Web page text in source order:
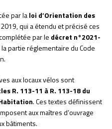
par laloi d’Orientation des
qui a étendu et précisé ces
par le décret n°2021-
partie réglementaire du Code
aux locaux vélos sont
R. 113-11 à R. 113-18 du
. Ces textes définissent
aux maîtres d’ouvrage
bâtiments.